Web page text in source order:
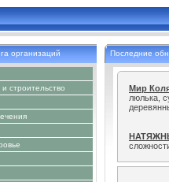
организаций
строительство
Последние
люлька,